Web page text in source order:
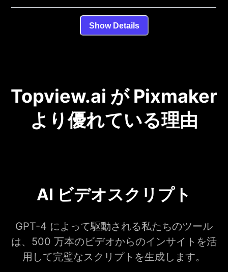
Show Details
Topview.ai が Pixmaker
より優れている理由
AI ビデオスクリプト
GPT-4 によって駆動される私たちのツール
は、500 万本のビデオからのインサイトを活
用して完璧なスクリプトを生成します。